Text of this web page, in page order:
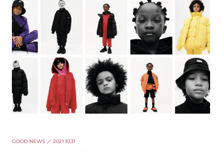
GOOD NEWS ／ 2021.10.31